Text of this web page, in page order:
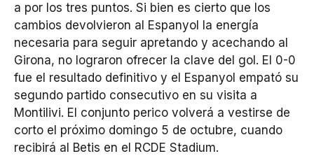
a por los tres puntos. Si bien es cierto que los
cambios devolvieron al Espanyol la energía
necesaria para seguir apretando y acechando al
Girona, no lograron ofrecer la clave del gol. El 0-0
fue el resultado definitivo y el Espanyol empató su
segundo partido consecutivo en su visita a
Montilivi. El conjunto perico volverá a vestirse de
corto el próximo domingo 5 de octubre, cuando
recibirá al Betis en el RCDE Stadium.